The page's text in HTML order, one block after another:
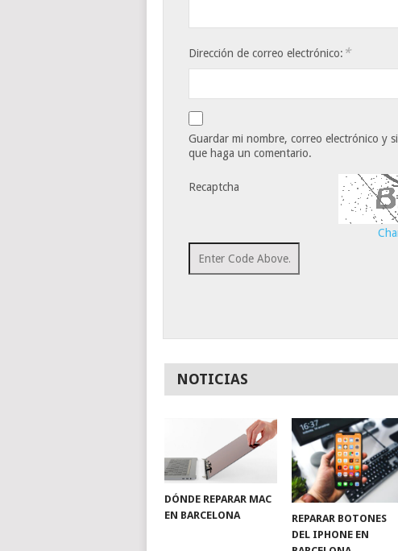
Dirección de correo electrónico: *
Guardar mi nombre, correo electrónico y
que haga un comentario.
Recaptcha
NOTICIAS
DÓNDE REPARAR MAC
EN BARCELONA
REPARAR BOTONES
DEL IPHONE EN